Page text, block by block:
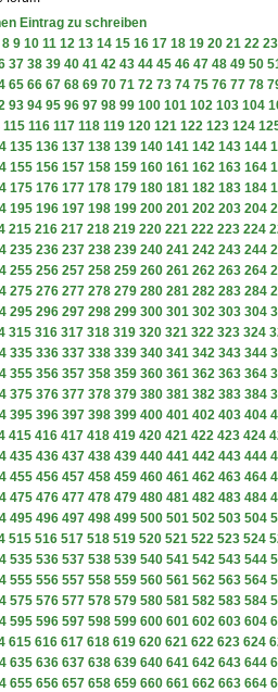
Eintrag zu schreiben
8 9 10 11 12 13 14 15 16 17 18 19 20 21 22 23
37 38 39 40 41 42 43 44 45 46 47 48 49 50
65 66 67 68 69 70 71 72 73 74 75 76 77 78
93 94 95 96 97 98 99 100 101 102 103 104
115 116 117 118 119 120 121 122 123 124
135 136 137 138 139 140 141 142 143 144
155 156 157 158 159 160 161 162 163 164
175 176 177 178 179 180 181 182 183 184
195 196 197 198 199 200 201 202 203 204
215 216 217 218 219 220 221 222 223 224
235 236 237 238 239 240 241 242 243 244
255 256 257 258 259 260 261 262 263 264
275 276 277 278 279 280 281 282 283 284
295 296 297 298 299 300 301 302 303 304
315 316 317 318 319 320 321 322 323 324
335 336 337 338 339 340 341 342 343 344
355 356 357 358 359 360 361 362 363 364
375 376 377 378 379 380 381 382 383 384
395 396 397 398 399 400 401 402 403 404
415 416 417 418 419 420 421 422 423 424
435 436 437 438 439 440 441 442 443 444
455 456 457 458 459 460 461 462 463 464
475 476 477 478 479 480 481 482 483 484
495 496 497 498 499 500 501 502 503 504
515 516 517 518 519 520 521 522 523 524
535 536 537 538 539 540 541 542 543 544
555 556 557 558 559 560 561 562 563 564
575 576 577 578 579 580 581 582 583 584
595 596 597 598 599 600 601 602 603 604
615 616 617 618 619 620 621 622 623 624
635 636 637 638 639 640 641 642 643 644
655 656 657 658 659 660 661 662 663 664